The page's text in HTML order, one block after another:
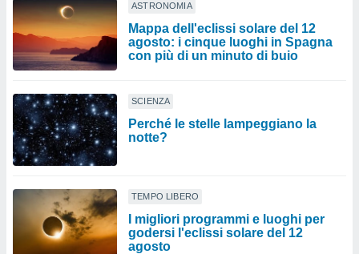
ASTRONOMIA
Mappa dell'eclissi solare del 12
agosto: i cinque luoghi in Spagna
con più di un minuto di buio
SCIENZA
Perché le stelle lampeggiano la
notte?
TEMPO LIBERO
I migliori programmi e luoghi per
godersi l'eclissi solare del 12
agosto